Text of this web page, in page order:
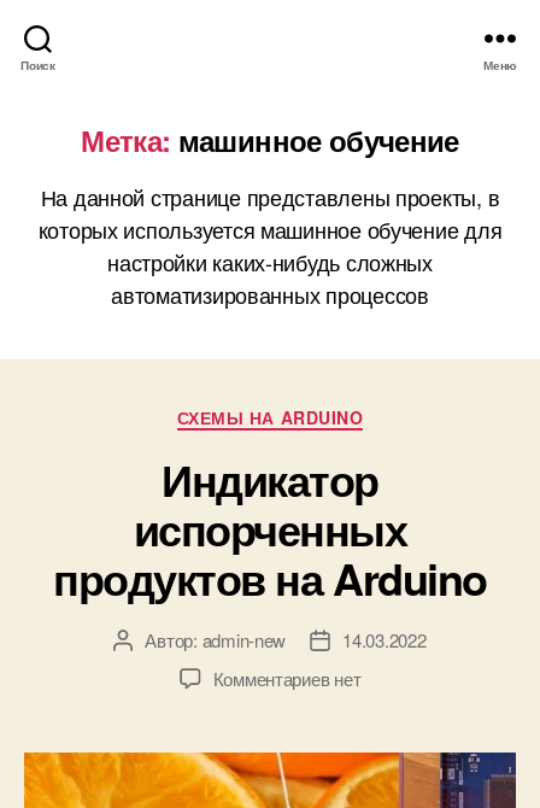
Поиск Меню
Метка: машинное обучение
На данной странице представлены проекты, в
которых используется машинное обучение для
настройки каких-нибудь сложных
автоматизированных процессов
Р
у
б
р
и
к
и
СХЕМЫ НА ARDUINO
Индикатор
испорченных
продуктов на Arduino
А
р
Автор: admin-new
Д
т
з
а
п
14.03.2022
Комментариевк
п
и
нет